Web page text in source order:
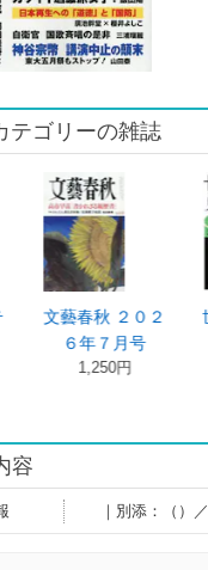
テゴリーの雑誌
文藝春秋 ２０２
６年７月号
1,250円
世
容
｜別添：（）